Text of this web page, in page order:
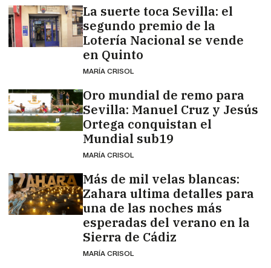
La suerte toca Sevilla: el
segundo premio de la
Lotería Nacional se vende
en Quinto
MARÍA CRISOL
Oro mundial de remo para
Sevilla: Manuel Cruz y Jesús
Ortega conquistan el
Mundial sub19
MARÍA CRISOL
Más de mil velas blancas:
Zahara ultima detalles para
una de las noches más
esperadas del verano en la
Sierra de Cádiz
MARÍA CRISOL